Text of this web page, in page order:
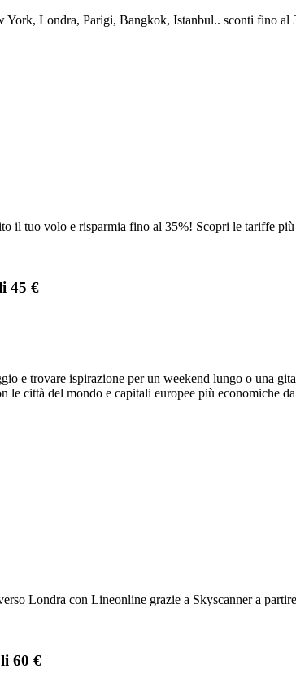
Londra, Parigi, Bangkok, Istanbul.. sconti fino al
il tuo volo e risparmia fino al 35%! Scopri le tariffe
45 €
e trovare ispirazione per un weekend lungo o una
le città del mondo e capitali europee più economiche
Londra con Lineonline grazie a Skyscanner a
60 €